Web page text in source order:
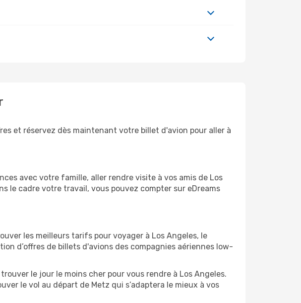
et réservez dès maintenant votre billet d'avion pour aller à
avec votre famille, aller rendre visite à vos amis de Los
le cadre votre travail, vous pouvez compter sur eDreams
les meilleurs tarifs pour voyager à Los Angeles, le
d’offres de billets d'avions des compagnies aériennes low-
le jour le moins cher pour vous rendre à Los Angeles.
le vol au départ de Metz qui s’adaptera le mieux à vos